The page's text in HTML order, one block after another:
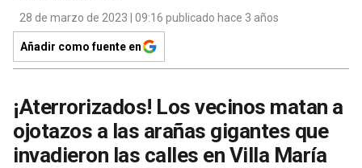
28 de marzo de 2023 | 09:16 publicado hace 3 años
Añadir como fuente en
¡Aterrorizados! Los vecinos matan a
ojotazos a las arañas gigantes que
invadieron las calles en Villa María